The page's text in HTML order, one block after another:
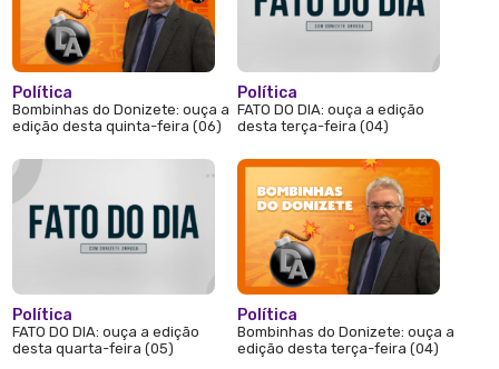
Política
Bombinhas do Donizete: ouça a
edição desta quinta-feira (06)
Política
FATO DO DIA: ouça a edição
desta quarta-feira (05)
Política
FATO DO DIA: ouça a edição
desta terça-feira (04)
Política
Bombinhas do Donizete: ouça a
edição desta terça-feira (04)